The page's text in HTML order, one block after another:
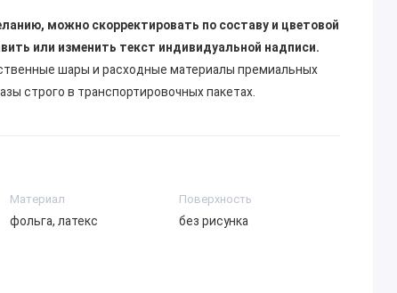
можно скорректировать по составу и цветовой
или изменить текст индивидуальной надписи.
шары и расходные материалы премиальных
строго в транспортировочных пакетах.
Материал
фольга, латекс
Поверхность
без рисунка